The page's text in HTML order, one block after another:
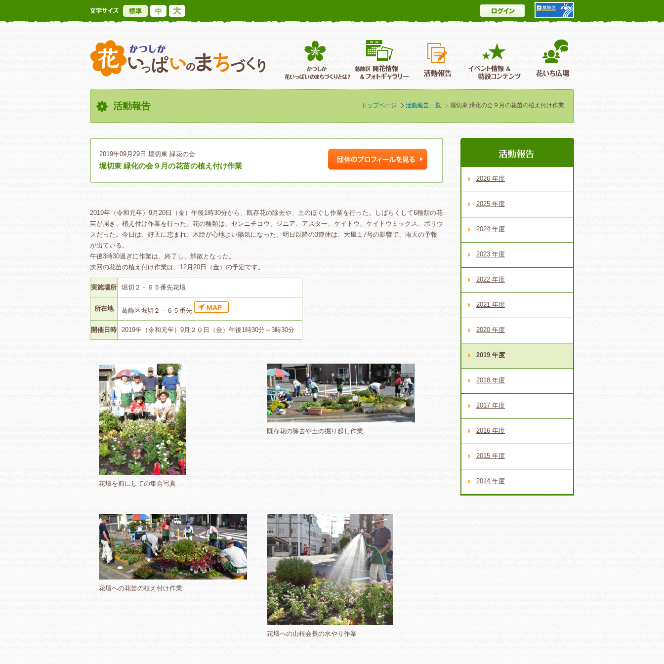
標準 ログイン
かつしか花いっぱいのまちづくり葛飾区花いっぱいのまちづくりとは葛飾区開花情報＆フォトギャラリー イベント情報 ＆特設コンテンツ
活動報告 トップページ 活動報告一覧 堀切東 緑化の会９月の花苗の植え付け作業
2019年09月29日 堀切東 緑花の会
堀切東 緑化の会９月の花苗の植え付け作業
2019年（令和元年）9月20日（金）午後1時30分から、既存花の除去や、土のほぐし作業を行った。しばらくして6種類の花
苗が届き、植え付け作業を行った。花の種類は、センニチコウ、ジニア、アスター、ケイトウ、ケイトウミックス、ポリウ
スだった。今日は、好天に恵まれ、木陰が心地よい陽気になった。明日以降の3連休は、大風１7号の影響で、雨天の予報
が出ている。
午後3時30過ぎに作業は、終了し、解散となった。
次回の花苗の植え付け作業は、12月20日（金）の予定です。
実施場所 堀切２－６５番先花壇
所在地 葛飾区堀切２－６５番先
開催日時 2019年（令和元年）9月２０日（金）午後1時30分～3時30分
花壇を前にしての集合写真
既存花の除去や土の掘り起し作業
花壇への花苗の植え付け作業
花壇への山根会長の水やり作業
2026 年度
2025 年度
2024 年度
2023 年度
2022 年度
2021 年度
2020 年度
2019 年度
2018 年度
2017 年度
2016 年度
2015 年度
2014 年度